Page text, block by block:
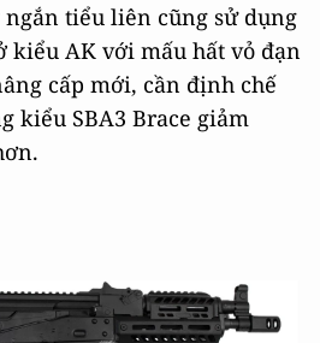
tiểu liên cũng sử dụng
kiểu AK với mấu hất vỏ đạn
cấp mới, cần định chế
kiểu SBA3 Brace giảm